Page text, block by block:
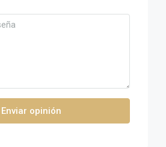
Enviar opinión